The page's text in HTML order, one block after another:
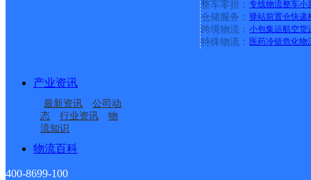
整车零担： 专线物流整车小
仓储服务： 驿站前置仓快递
跨境物流： 小包集运航空货
特殊物流： 医药冷链危化物
产业资讯
最新资讯
公司动
态
行业资讯
物
流知识
物流百科
400-8699-100
花区树木岭服务部北冲
尾分部
湖南主城区公司长沙桂
花路服务部东方服务站
湖南主城区公司长沙现
代商贸城服务部
湖南长沙雨花区泰禹公
司体院分部
湖南主城区公司长沙雨